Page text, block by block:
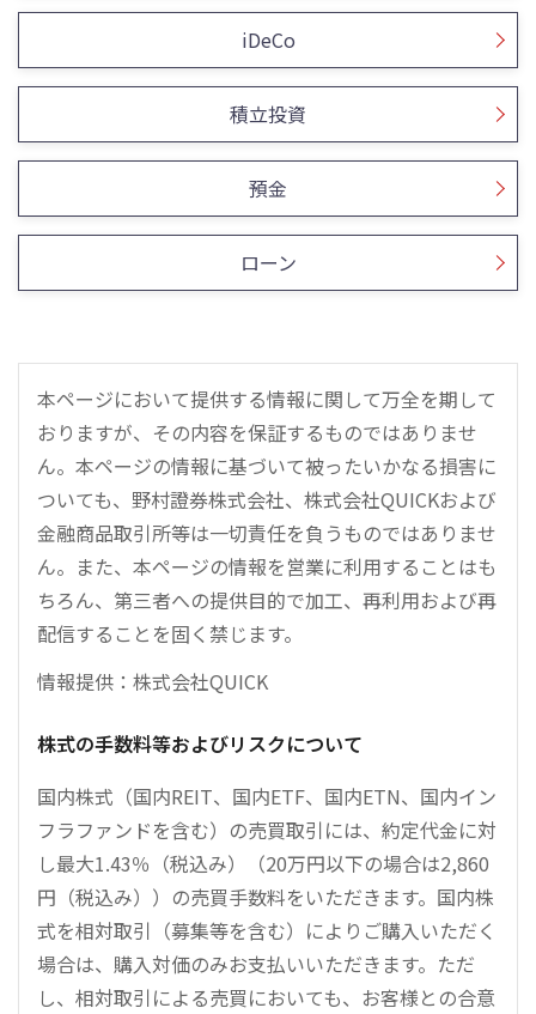
iDeCo
積立投資
預金
ローン
本ページにおいて提供する情報に関して万全を期して
おりますが、その内容を保証するものではありませ
ん。本ページの情報に基づいて被ったいかなる損害に
ついても、野村證券株式会社、株式会社QUICKおよび
金融商品取引所等は一切責任を負うものではありませ
ん。また、本ページの情報を営業に利用することはも
ちろん、第三者への提供目的で加工、再利用および再
配信することを固く禁じます。
情報提供：株式会社QUICK
株式の手数料等およびリスクについて
国内株式（国内REIT、国内ETF、国内ETN、国内イン
フラファンドを含む）の売買取引には、約定代金に対
し最大1.43％（税込み）（20万円以下の場合は2,860
円（税込み））の売買手数料をいただきます。国内株
式を相対取引（募集等を含む）によりご購入いただく
場合は、購入対価のみお支払いいただきます。ただ
し、相対取引による売買においても、お客様との合意